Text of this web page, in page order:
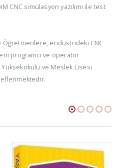
CNC simülasyon yazılımı ile test
Öğretmenlere, endüstrideki CNC
programcı ve operatör
ve Meslek Lisesi